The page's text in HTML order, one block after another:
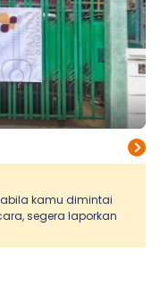
kamu dimintai
segera laporkan